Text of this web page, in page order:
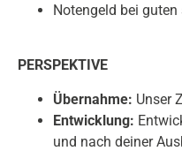
Notengeld bei
PERSPEKTIVE
Übernahme: Unser
Entwicklung:
und nach deiner